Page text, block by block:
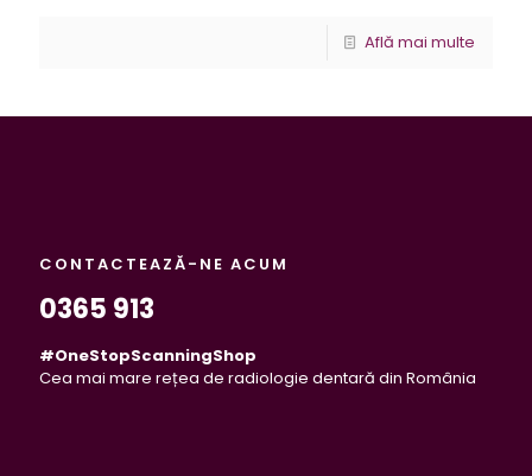
Află mai multe
CONTACTEAZĂ-NE ACUM
0365 913
#OneStopScanningShop
Cea mai mare rețea de radiologie dentară din România